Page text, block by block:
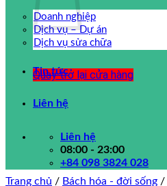
Quay trở lại cửa hàng
Doanh nghiệp
Dịch vụ – Dự án
Dịch vụ sửa chữa
Tin tức
Liên hệ
Liên hệ
08:00 - 23:00
+84 098 3824 028
Trang chủ / Bách hóa - đời sống /